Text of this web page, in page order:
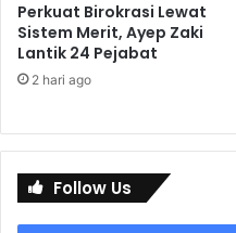
Perkuat Birokrasi Lewat
Sistem Merit, Ayep Zaki
Lantik 24 Pejabat
2 hari ago
Follow Us